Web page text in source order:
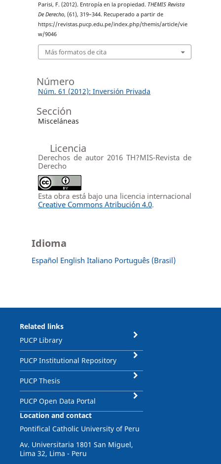
Parisi, F. (2012). Entropía en la propiedad. THEMIS Revista
De Derecho, (61), 319–344. Recuperado a partir de
https://revistas.pucp.edu.pe/index.php/themis/article/vie
w/9046
Más formatos de cita
Número
Núm. 61 (2012): Inversión Privada
Sección
Misceláneas
Licencia
Derechos de autor 2016 TH?MIS-Revista de
Derecho
Esta obra está bajo una licencia internacional
Creative Commons Atribución 4.0.
Idioma
Español English Italiano Português (Brasil)
Related links
PUCP Library
PUCP Institutional Repository
PUCP Thesis
PUCP Open Data Portal
Location and contact
Pontifical Catholic University of Peru
Av. Universitaria 1801 San Miguel,
Lima 32, Lima - Peru